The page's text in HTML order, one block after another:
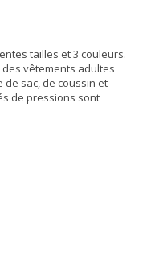
tailles et 3 couleurs.
vêtements adultes
sac, de coussin et
de pressions sont